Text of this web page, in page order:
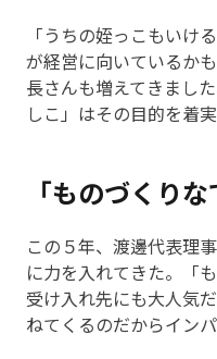
「うちの姪っこもいけ
が経営に向いているか
長さんも増えてきまし
しこ」はその目的を着
「ものづくり
この５年、渡邊代表理
に力を入れてきた。「
受け入れ先にも大人気
ねてくるのだからインパ